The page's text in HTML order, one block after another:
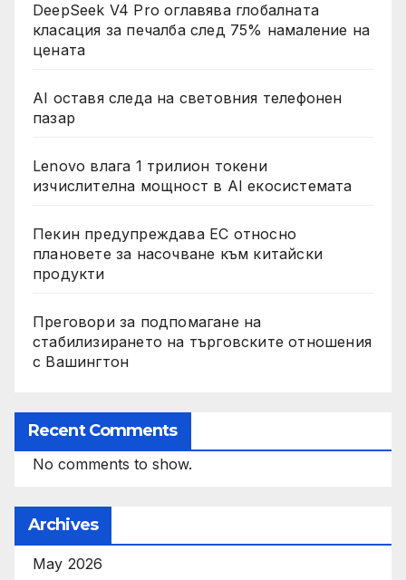
DeepSeek V4 Pro оглавява глобалната
класация за печалба след 75% намаление на
цената
AI оставя следа на световния телефонен
пазар
Lenovo влага 1 трилион токени
изчислителна мощност в AI екосистемата
Пекин предупреждава ЕС относно
плановете за насочване към китайски
продукти
Преговори за подпомагане на
стабилизирането на търговските отношения
с Вашингтон
Recent Comments
No comments to show.
Archives
May 2026